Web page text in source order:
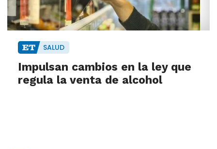
SALUD
Impulsan cambios en la ley que
regula la venta de alcohol